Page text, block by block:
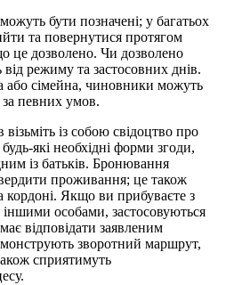
бути позначені; у багатьох
та повернутися протягом
це дозволено. Чи дозволено
від режиму та застосовних днів.
або сімейна, чиновники можуть
певних умов.
із собою свідоцтво про
які необхідні форми згоди,
із батьків. Бронювання
проживання; це також
кордоні. Якщо ви прибуваєте з
особами, застосовуються
відповідати заявленим
зворотний маршрут,
сприятимуть